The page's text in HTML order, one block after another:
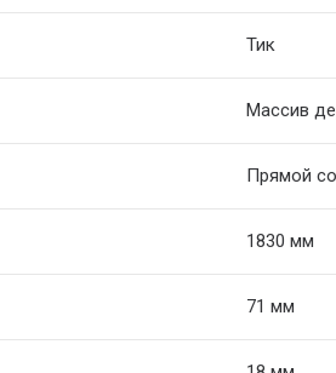
Тик
Массив
Прямой
1830 мм
71 мм